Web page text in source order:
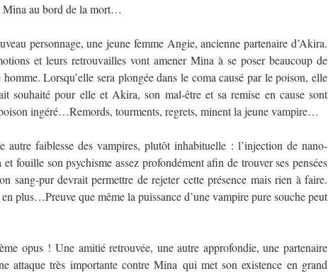
Mina au bord de la mort…
personnage, une jeune femme Angie, ancienne partenaire d’Akira.
et leurs retrouvailles vont amener Mina à se poser beaucoup de
Lorsqu’elle sera plongée dans le coma causé par le poison, elle
souhaité pour elle et Akira, son mal-être et sa remise en cause sont
ingéré…Remords, tourments, regrets, minent la jeune vampire…
faiblesse des vampires, plutôt inhabituelle : l’injection de nano-
fouille son psychisme assez profondément afin de trouver ses pensées
sang-pur devrait permettre de rejeter cette présence mais rien à faire.
plus…Preuve que même la puissance d’une vampire pure souche peut
opus ! Une amitié retrouvée, une autre approfondie, une partenaire
attaque très importante contre Mina qui met son existence en grand